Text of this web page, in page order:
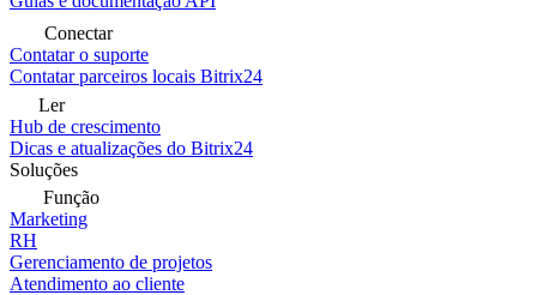
Conectar
Contatar o suporte
Contatar parceiros locais Bitrix24
Ler
Hub de crescimento
Dicas e atualizações do Bitrix24
Soluções
Função
Marketing
RH
Gerenciamento de projetos
Atendimento ao cliente